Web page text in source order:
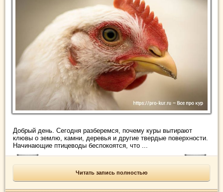
Добрый день. Сегодня разберемся, почему куры вытирают
клювы о землю, камни, деревья и другие твердые поверхности.
Начинающие птицеводы беспокоятся, что ...
Читать запись полностью